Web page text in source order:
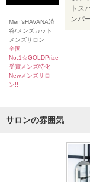
Men'sHAVANA渋
谷/メンズカット
メンズサロン
全国
No.1☆GOLDPrize
受賞メンズ特化
Newメンズサロ
ン!!
トス
ンパ
サロンの雰囲気